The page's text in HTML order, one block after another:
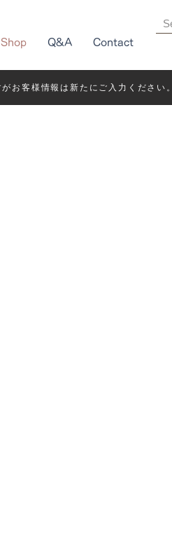
Q&A Contact
お客様情報は新たにご入力ください。